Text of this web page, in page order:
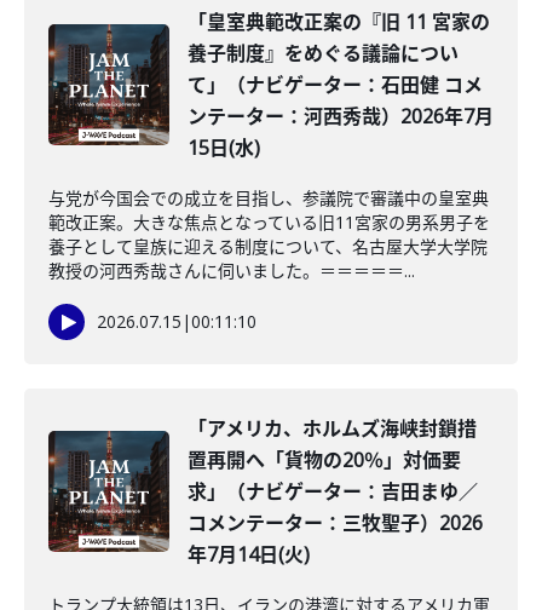
「皇室典範改正案の『旧 11 宮家の
養子制度』をめぐる議論につい
て」（ナビゲーター：石田健 コメ
ンテーター：河西秀哉）2026年7月
15日(水)
与党が今国会での成立を目指し、参議院で審議中の皇室典
範改正案。大きな焦点となっている旧11宮家の男系男子を
養子として皇族に迎える制度について、名古屋大学大学院
教授の河西秀哉さんに伺いました。＝＝＝＝＝...
2026.07.15 |00:11:10
「アメリカ、ホルムズ海峡封鎖措
置再開へ「貨物の20％」対価要
求」（ナビゲーター：吉田まゆ／
コメンテーター：三牧聖子）2026
年7月14日(火)
トランプ大統領は13日、イランの港湾に対するアメリカ軍